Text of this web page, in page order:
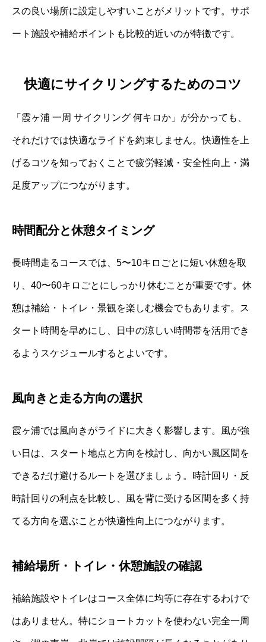
スの良い場所に設定しやすいことがメリットです。サポ
ート施設や補給ポイントも比較的近いのが特徴です。
快適にサイクリングするためのコツ
「霞ヶ浦 一周 サイクリング 何キロか」が分かっても、
それだけでは快適なライドを約束しません。快適性を上
げるコツを知っておくことで疲労軽減・安全性向上・満
足度アップにつながります。
時間配分と休憩タイミング
長時間走るコースでは、5〜10キロごとに短い休憩を取
り、40〜60キロごとにしっかり休むことが重要です。休
憩は補給・トイレ・景観を楽しむ機会でもあります。ス
タート時間を早めにし、日中の涼しい時間帯を活用でき
るようスケジュールするとよいです。
風向きと走る方向の選択
霞ヶ浦では風向きがライドに大きく影響します。風が強
い日は、スタート地点と方向を検討し、向かい風区間を
できるだけ避けるルートを選びましょう。時計回り・反
時計回りの利点を比較し、風を背に受ける区間を多く持
てる方向を選ぶことが快適性向上につながります。
補給場所・トイレ・休憩施設の確認
補給施設やトイレはコース全体に均等に存在するわけで
はありません。特にショートカットを使わない完全一周